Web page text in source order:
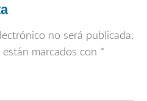
no será publicada.
marcados con *